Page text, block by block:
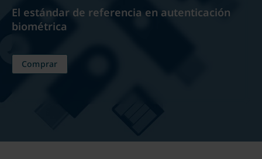
El estándar de referencia en autenticación
biométrica
Comprar